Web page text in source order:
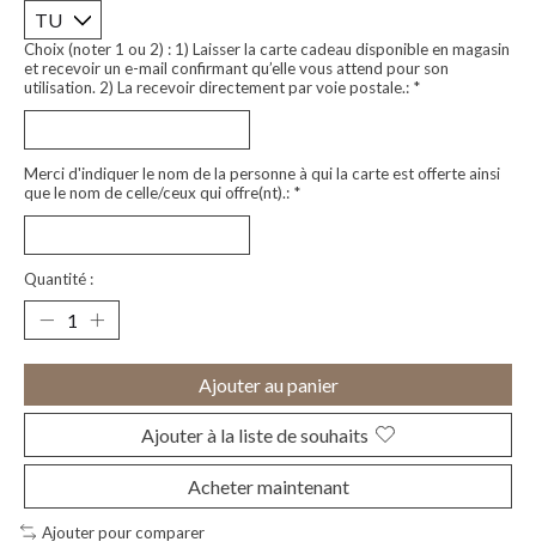
Choix (noter 1 ou 2) : 1) Laisser la carte cadeau disponible en magasin
et recevoir un e-mail confirmant qu’elle vous attend pour son
utilisation. 2) La recevoir directement par voie postale.: *
Merci d'indiquer le nom de la personne à qui la carte est offerte ainsi
que le nom de celle/ceux qui offre(nt).: *
Quantité :
Ajouter au panier
Ajouter à la liste de souhaits
Acheter maintenant
Ajouter pour comparer